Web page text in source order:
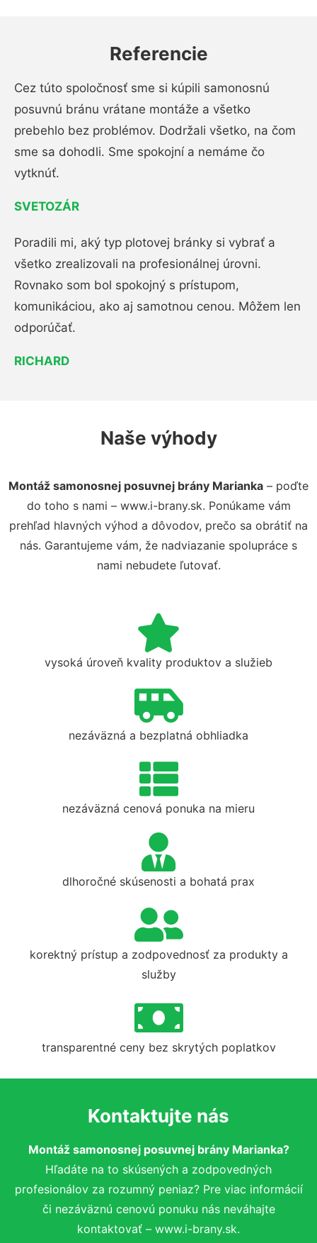
Referencie
Cez túto spoločnosť sme si kúpili samonosnú
posuvnú bránu vrátane montáže a všetko
prebehlo bez problémov. Dodržali všetko, na čom
sme sa dohodli. Sme spokojní a nemáme čo
vytknúť.
SVETOZÁR
Poradili mi, aký typ plotovej bránky si vybrať a
všetko zrealizovali na profesionálnej úrovni.
Rovnako som bol spokojný s prístupom,
komunikáciou, ako aj samotnou cenou. Môžem len
odporúčať.
RICHARD
Naše výhody
Montáž samonosnej posuvnej brány Marianka – poďte
do toho s nami – www.i-brany.sk. Ponúkame vám
prehľad hlavných výhod a dôvodov, prečo sa obrátiť na
nás. Garantujeme vám, že nadviazanie spolupráce s
nami nebudete ľutovať.
vysoká úroveň kvality produktov a služieb
nezáväzná a bezplatná obhliadka
nezáväzná cenová ponuka na mieru
dlhoročné skúsenosti a bohatá prax
korektný prístup a zodpovednosť za produkty a
služby
transparentné ceny bez skrytých poplatkov
Kontaktujte nás
Montáž samonosnej posuvnej brány Marianka?
Hľadáte na to skúsených a zodpovedných
profesionálov za rozumný peniaz? Pre viac informácií
či nezáväznú cenovú ponuku nás neváhajte
kontaktovať – www.i-brany.sk.